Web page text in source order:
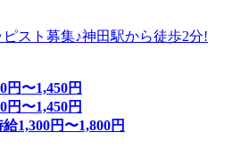
ピスト募集♪神田駅から徒歩2分!
円〜1,450円
円〜1,450円
給1,300円〜1,800円